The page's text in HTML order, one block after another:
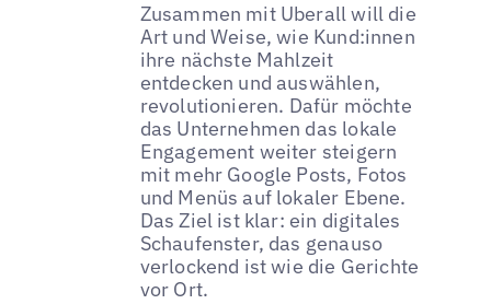
Zusammen mit Uberall will die
Art und Weise, wie Kund:innen
ihre nächste Mahlzeit
entdecken und auswählen,
revolutionieren. Dafür möchte
das Unternehmen das lokale
Engagement weiter steigern
mit mehr Google Posts, Fotos
und Menüs auf lokaler Ebene.
Das Ziel ist klar: ein digitales
Schaufenster, das genauso
verlockend ist wie die Gerichte
vor Ort.